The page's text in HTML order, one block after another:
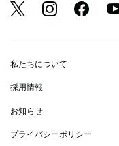
私たちについて
採用情報
お知らせ
プライバシーポリシー